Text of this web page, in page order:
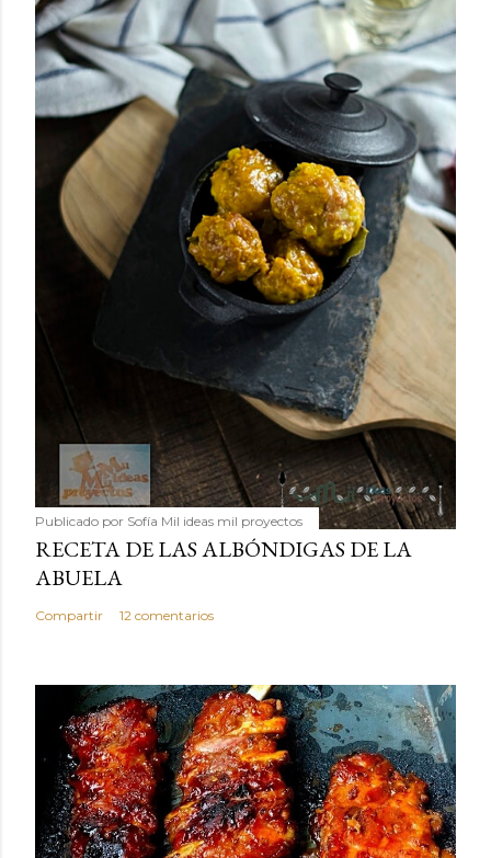
Publicado por Sofía Mil ideas mil proyectos
RECETA DE LAS ALBÓNDIGAS DE LA
ABUELA
Compartir 12 comentarios